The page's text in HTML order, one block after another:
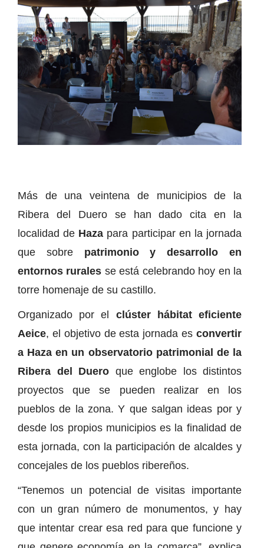
Más de una veintena de municipios de la
Ribera del Duero se han dado cita en la
localidad de Haza para participar en la jornada
que sobre patrimonio y desarrollo en
entornos rurales se está celebrando hoy en la
torre homenaje de su castillo.
Organizado por el clúster hábitat eficiente
Aeice, el objetivo de esta jornada es convertir
a Haza en un observatorio patrimonial de la
Ribera del Duero que englobe los distintos
proyectos que se pueden realizar en los
pueblos de la zona. Y que salgan ideas por y
desde los propios municipios es la finalidad de
esta jornada, con la participación de alcaldes y
concejales de los pueblos ribereños.
“Tenemos un potencial de visitas importante
con un gran número de monumentos, y hay
que intentar crear esa red para que funcione y